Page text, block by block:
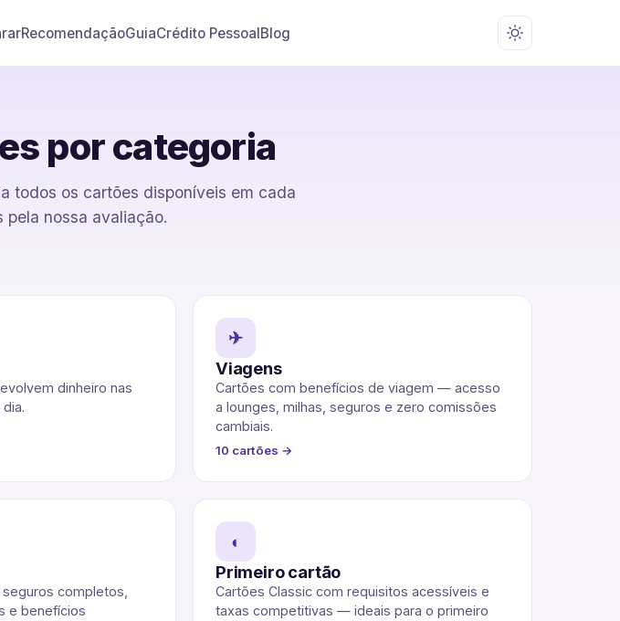
RecomendaçãoGuiaCrédito PessoalBlog
por categoria
todos os cartões disponíveis em cada
nossa avaliação.
dinheiro nas
✈
Viagens
Cartões com benefícios de viagem — acesso
a lounges, milhas, seguros e zero comissões
cambiais.
10 cartões →
completos,
e benefícios
◐
Primeiro cartão
Cartões Classic com requisitos acessíveis e
taxas competitivas — ideais para o primeiro